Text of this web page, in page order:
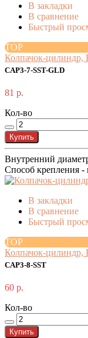
В закладки
В сравнение
Быстрый
TOP
Колпачок-цилиндр,
CAP3-7-SST-GLD
81 р.
Кол-во
Купить
Внутренний
Способ крепления -
В закладки
В сравнение
Быстрый
TOP
Колпачок-цилиндр,
CAP3-8-SST
60 р.
Кол-во
Купить